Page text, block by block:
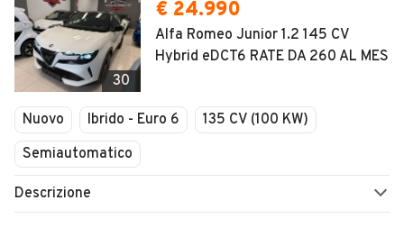
30
€ 24.990
Alfa Romeo Junior 1.2 145 CV
Hybrid eDCT6 RATE DA 260 AL MES
Nuovo Ibrido - Euro 6
135 CV (100 KW)
Semiautomatico
Descrizione